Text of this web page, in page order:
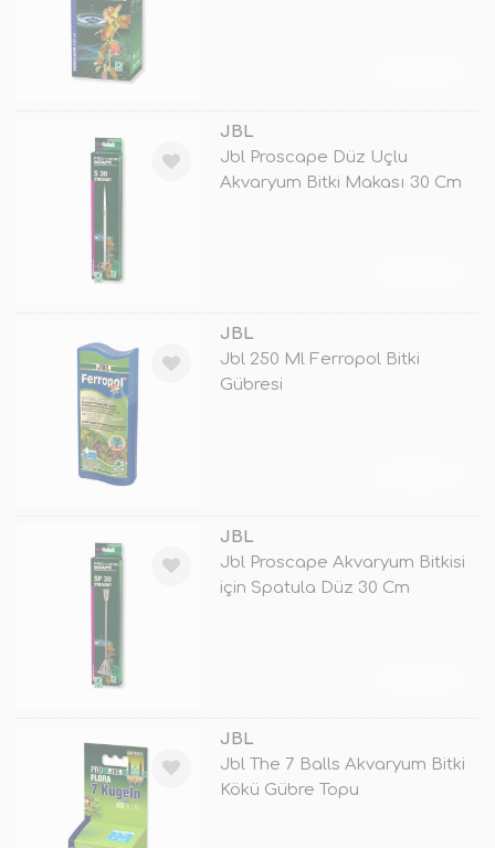
JBL
Jbl Proscape Düz Uçlu
Akvaryum Bitki Makası 30 Cm
JBL
Jbl 250 Ml Ferropol Bitki
Gübresi
JBL
Jbl Proscape Akvaryum Bitkisi
için Spatula Düz 30 Cm
JBL
Jbl The 7 Balls Akvaryum Bitki
Kökü Gübre Topu